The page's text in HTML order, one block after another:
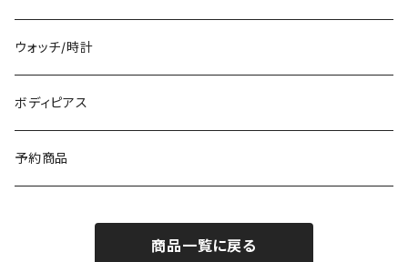
冬物・マフラー
ネックレス・ペンダントトップ
ピアス・イヤリング
ブレスレット・バングル
ウォッチ/時計
ボディピアス
予約商品
商品一覧に戻る